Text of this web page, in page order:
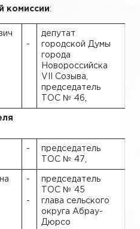
комиссии:
-
депутат
городской Думы
города
Новороссийска
VII Созыва,
председатель
ТОС № 46,
-
председатель
ТОС № 47,
-
-
председатель
ТОС № 45
глава сельского
округа Абрау-
Дюрсо